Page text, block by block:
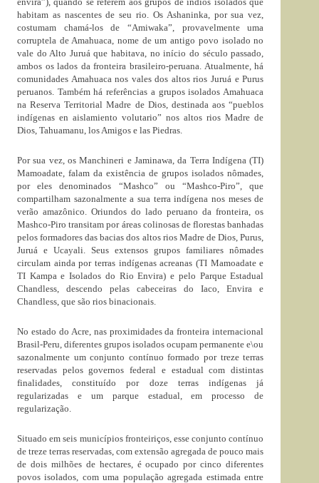
habitam as nascentes de seu rio. Os Ashaninka, por sua vez,
costumam chamá-los de “Amiwaka”, provavelmente uma
corruptela de Amahuaca, nome de um antigo povo isolado no
vale do Alto Juruá que habitava, no início do século passado,
ambos os lados da fronteira brasileiro-peruana. Atualmente, há
comunidades Amahuaca nos vales dos altos rios Juruá e Purus
peruanos. Também há referências a grupos isolados Amahuaca
na Reserva Territorial Madre de Dios, destinada aos “pueblos
indígenas en aislamiento volutario” nos altos rios Madre de
Dios, Tahuamanu, los Amigos e las Piedras.
Por sua vez, os Manchineri e Jaminawa, da Terra Indígena (TI)
Mamoadate, falam da existência de grupos isolados nômades,
por eles denominados “Mashco” ou “Mashco-Piro”, que
compartilham sazonalmente a sua terra indígena nos meses de
verão amazônico. Oriundos do lado peruano da fronteira, os
Mashco-Piro transitam por áreas colinosas de florestas banhadas
pelos formadores das bacias dos altos rios Madre de Dios, Purus,
Juruá e Ucayali. Seus extensos grupos familiares nômades
circulam ainda por terras indígenas acreanas (TI Mamoadate e
TI Kampa e Isolados do Rio Envira) e pelo Parque Estadual
Chandless, descendo pelas cabeceiras do Iaco, Envira e
Chandless, que são rios binacionais.
No estado do Acre, nas proximidades da fronteira internacional
Brasil-Peru, diferentes grupos isolados ocupam permanente e\ou
sazonalmente um conjunto contínuo formado por treze terras
reservadas pelos governos federal e estadual com distintas
finalidades, constituído por doze terras indígenas já
regularizadas e um parque estadual, em processo de
regularização.
Situado em seis municípios fronteiriços, esse conjunto contínuo
de treze terras reservadas, com extensão agregada de pouco mais
de dois milhões de hectares, é ocupado por cinco diferentes
povos isolados, com uma população agregada estimada entre